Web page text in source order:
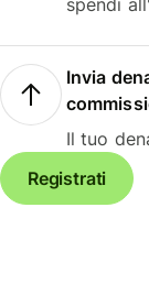
spendi
Invia
Il tuo
Registrati